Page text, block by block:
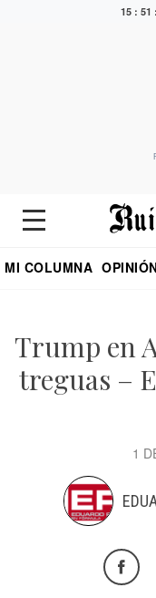
15 : 51
MI COLUMNA
Trump en
treguas –
1